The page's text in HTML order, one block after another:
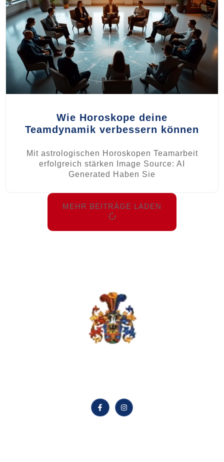
Wie Horoskope deine
Teamdynamik verbessern können
Mit astrologischen Horoskopen Teamarbeit
erfolgreich stärken Image Source: AI
Generated Haben Sie
MEHR BEITRÄGE LADEN